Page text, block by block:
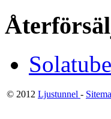
Solatube
© 2012 Ljustunnel -